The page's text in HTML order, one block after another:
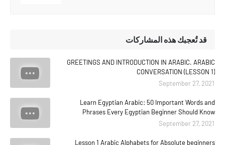
قد تُعجبك هذه المشاركات
GREETINGS AND INTRODUCTION IN ARABIC. ARABIC
CONVERSATION (LESSON 1)
September 27, 2021
Learn Egyptian Arabic: 50 Important Words and
Phrases Every Egyptian Beginner Should Know
September 27, 2021
Lesson 1 Arabic Alphabets for Absolute beginners